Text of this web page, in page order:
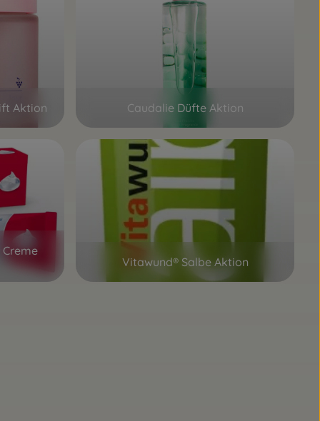
Aktion Caudalie Düfte Aktion
Vitawund® Salbe Aktion